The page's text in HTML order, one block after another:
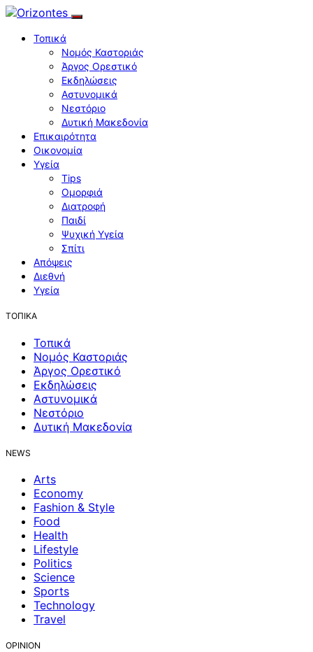
Τοπικά
Νομός Καστοριάς
Άργος Ορεστικό
Εκδηλώσεις
Αστυνομικά
Νεστόριο
Δυτική Μακεδονία
Επικαιρότητα
Οικονομία
Υγεία
Tips
Ομορφιά
Διατροφή
Παιδί
Ψυχική Υγεία
Σπίτι
Απόψεις
Διεθνή
Υγεία
ΤΟΠΙΚΑ
Τοπικά
Νομός Καστοριάς
Άργος Ορεστικό
Εκδηλώσεις
Αστυνομικά
Νεστόριο
Δυτική Μακεδονία
NEWS
Arts
Economy
Fashion & Style
Food
Health
Lifestyle
Politics
Science
Sports
Technology
Travel
OPINION